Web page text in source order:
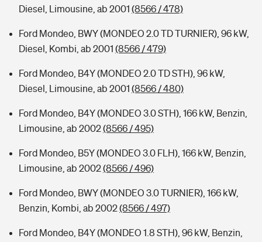
Diesel, Limousine, ab 2001 (8566 / 478)
Ford Mondeo, BWY (MONDEO 2.0 TD TURNIER), 96 kW,
Diesel, Kombi, ab 2001 (8566 / 479)
Ford Mondeo, B4Y (MONDEO 2.0 TD STH), 96 kW,
Diesel, Limousine, ab 2001 (8566 / 480)
Ford Mondeo, B4Y (MONDEO 3.0 STH), 166 kW, Benzin,
Limousine, ab 2002(8566 / 495)
Ford Mondeo, B5Y (MONDEO 3.0 FLH), 166 kW, Benzin,
Limousine, ab 2002(8566 / 496)
Ford Mondeo, BWY (MONDEO 3.0 TURNIER), 166 kW,
Benzin, Kombi, ab 2002(8566 / 497)
Ford Mondeo, B4Y (MONDEO 1.8 STH), 96 kW, Benzin,